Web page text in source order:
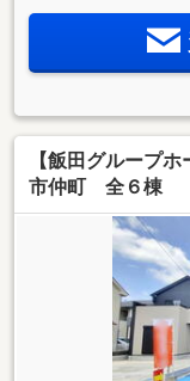
【飯田グループ
市仲町 全６棟